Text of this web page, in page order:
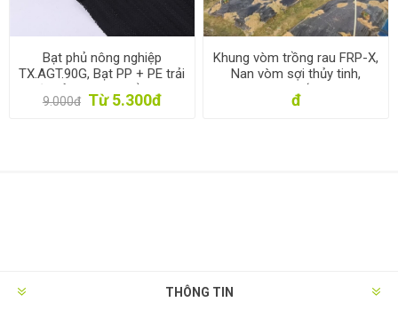
Bạt phủ nông nghiệp
TX.AGT.90G, Bạt PP + PE trải
diệt cỏ, Màng giữ ẩm cho
đất chống cỏ dại
9.000đ Từ 5.300đ
Khung vòm trồng rau FRP-X,
Nan vòm sợi thủy tinh,
Khung màng luống Rau Hoa
gieo Mạ
đ
THÔNG TIN